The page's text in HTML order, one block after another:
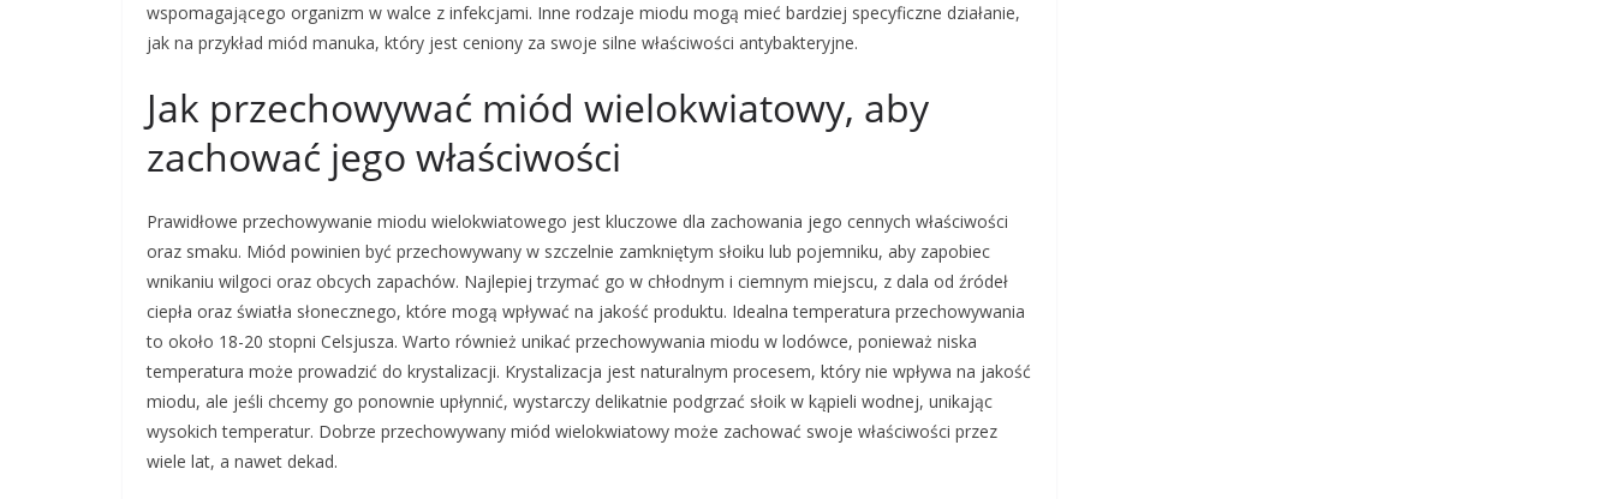
wspomagającego organizm w walce z infekcjami. Inne rodzaje miodu mogą mieć bardziej specyficzne działanie,
jak na przykład miód manuka, który jest ceniony za swoje silne właściwości antybakteryjne.
Jak przechowywać miód wielokwiatowy, aby
zachować jego właściwości
Prawidłowe przechowywanie miodu wielokwiatowego jest kluczowe dla zachowania jego cennych właściwości
oraz smaku. Miód powinien być przechowywany w szczelnie zamkniętym słoiku lub pojemniku, aby zapobiec
wnikaniu wilgoci oraz obcych zapachów. Najlepiej trzymać go w chłodnym i ciemnym miejscu, z dala od źródeł
ciepła oraz światła słonecznego, które mogą wpływać na jakość produktu. Idealna temperatura przechowywania
to około 18-20 stopni Celsjusza. Warto również unikać przechowywania miodu w lodówce, ponieważ niska
temperatura może prowadzić do krystalizacji. Krystalizacja jest naturalnym procesem, który nie wpływa na jakość
miodu, ale jeśli chcemy go ponownie upłynnić, wystarczy delikatnie podgrzać słoik w kąpieli wodnej, unikając
wysokich temperatur. Dobrze przechowywany miód wielokwiatowy może zachować swoje właściwości przez
wiele lat, a nawet dekad.